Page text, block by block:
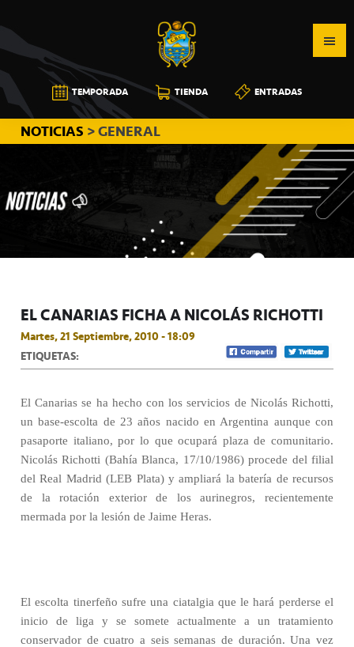
a
la
navegación
principal
al
contenido
principal
a
la
barra
lateral
principal
CB
CANARIAS
TEMPORADA TIENDA ENTRADAS
NOTICIAS > GENERAL
EL CANARIAS FICHA A NICOLÁS RICHOTTI
Martes, 21 Septiembre, 2010 - 18:09
ETIQUETAS:
El Canarias se ha hecho con los servicios de Nicolás Richotti,
un base-escolta de 23 años nacido en Argentina aunque con
pasaporte italiano, por lo que ocupará plaza de comunitario.
Nicolás Richotti (Bahía Blanca, 17/10/1986) procede del filial
del Real Madrid (LEB Plata) y ampliará la batería de recursos
de la rotación exterior de los aurinegros, recientemente
mermada por la lesión de Jaime Heras.
El escolta tinerfeño sufre una ciatalgia que le hará perderse el
inicio de liga y se somete actualmente a un tratamiento
conservador de cuatro a seis semanas de duración. Una vez